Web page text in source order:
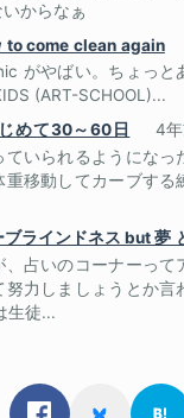
からなぁ
to come clean again
がやばい。ちょっと
(ART-SCHOOL)...
めて30～60日
4
ていられるようになっ
重移動してカーブする
ラインドネス but 夢
、占いのコーナーって
力しましょうとか言
生徒...